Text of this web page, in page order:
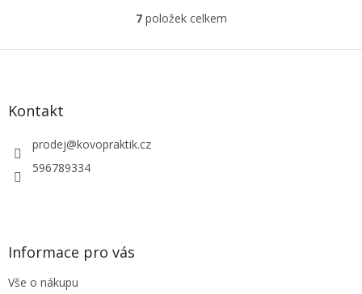
O
l
7položek celkem
Z
Kontakt
prodej@kovopraktik.cz
596789334
Informace pro vás
Vše o nákupu